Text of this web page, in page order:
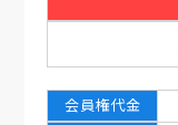
会員権代金